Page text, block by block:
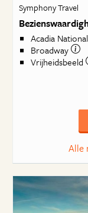
Symphony Travel
Acadia
Broadway
Vrijheidsbeeld
Alle